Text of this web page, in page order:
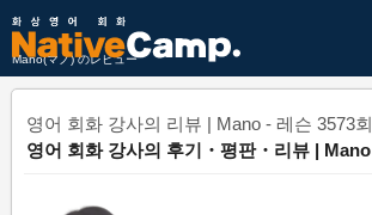
Mano(マノ) のレビュー
영어 회화 강사의 리뷰 | Mano - 레슨 3573회
영어 회화 강사의 후기・평판・리뷰 | Mano